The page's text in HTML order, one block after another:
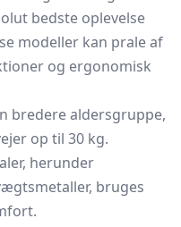
bedste oplevelse
modeller kan prale af
og ergonomisk
bredere aldersgruppe,
op til 30 kg.
herunder
bruges